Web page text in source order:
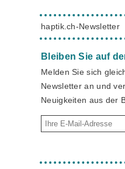
haptik.ch-Newsletter
Bleiben Sie auf
Melden Sie sich
Newsletter an und
Neuigkeiten aus der